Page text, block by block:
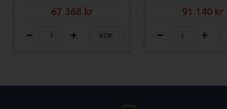
67 368
KÖP
91 140